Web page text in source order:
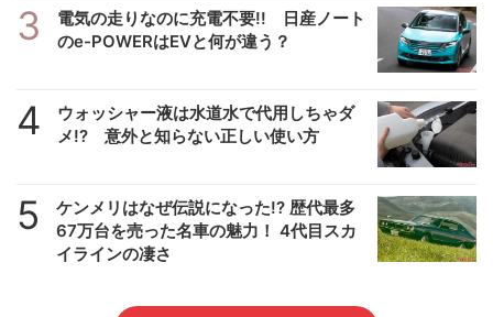
3
電気の走りなのに充電不要!! 日産ノート
のe-POWERはEVと何が違う？
4
ウォッシャー液は水道水で代用しちゃダ
メ!? 意外と知らない正しい使い方
5
ケンメリはなぜ伝説になった!? 歴代最多
67万台を売った名車の魅力！ 4代目スカ
イラインの凄さ